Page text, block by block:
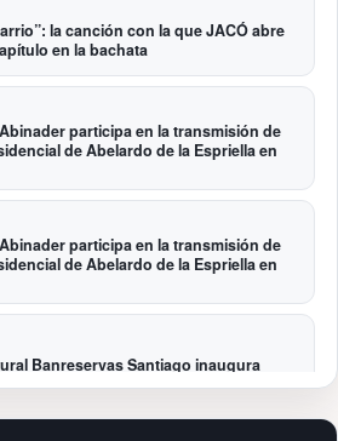
la canción con la que JACÓ abre
en la bachata
participa en la transmisión de
de Abelardo de la Espriella en
participa en la transmisión de
de Abelardo de la Espriella en
Banreservas Santiago inaugura
de Artesanos de Santiago